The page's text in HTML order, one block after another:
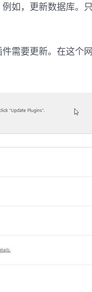
如，更新数据库。
需要更新。在这个